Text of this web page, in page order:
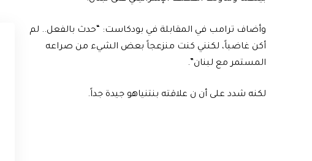
وأضاف ترامب في المقابلة في بودكاست: “حدث بالفعل.. لم
أكن غاضباً، لكنني كنت منزعجاً بعض الشيء من صراعه
المستمر مع لبنان”.
لكنه شدد على أن ن علاقته بنتنياهو جيدة جداً.